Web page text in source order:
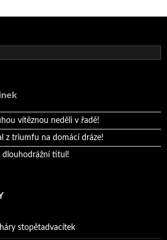
z triumfu na domácí dráze!
překvapeními!
vítěznou neděli v řadě!
z triumfu na domácí dráze!
dlouhodrážní titul!
stopětadvacítek